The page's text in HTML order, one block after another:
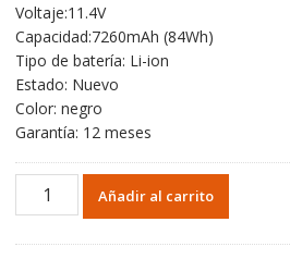
original
era:
105,85€.
es:
62,77€.
Voltaje:11.4V
Capacidad:7260mAh (84Wh)
Tipo de batería: Li-ion
Estado: Nuevo
Color: negro
Garantía: 12 meses
Portátil
batería
Añadir al carrito